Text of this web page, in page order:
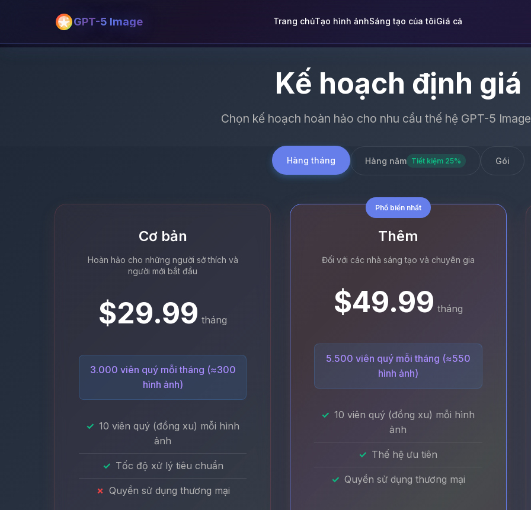
GPT-5 Image Trang chủTạo hình ảnhSáng tạo của tôiGiá cả
Kế hoạch định giá
Chọn kế hoạch hoàn hảo cho nhu cầu thế hệ GPT-5
Hàng tháng Hàng năm Tiết kiệm 25% Gói
Cơ bản
Hoàn hảo cho những người sở thích và
người mới bắt đầu
$29.99 tháng
3.000 viên quý mỗi tháng (≈300
hình ảnh)
10 viên quý (đồng xu) mỗi hình
ảnh
Tốc độ xử lý tiêu chuẩn
Quyền sử dụng thương mại
Phổ biến nhất
Thêm
Đối với các nhà sáng tạo và chuyên gia
$49.99 tháng
5.500 viên quý mỗi tháng (≈550
hình ảnh)
10 viên quý (đồng xu) mỗi hình
ảnh
Thế hệ ưu tiên
Quyền sử dụng thương mại